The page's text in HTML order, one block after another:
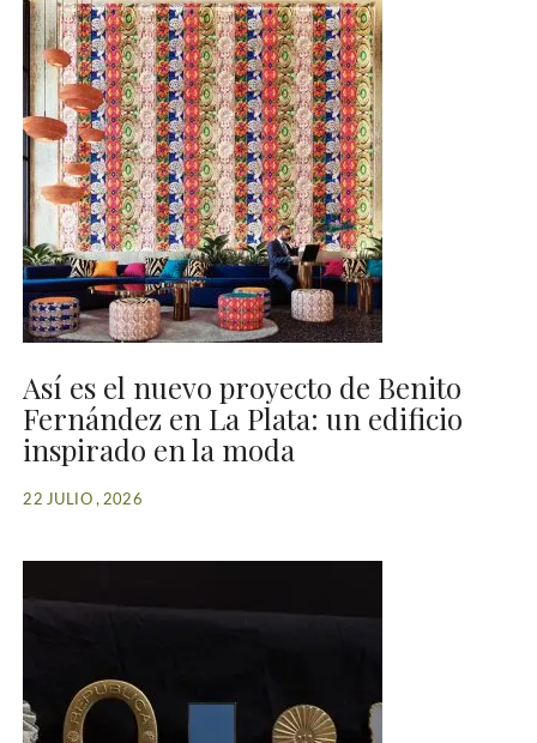
Así es el nuevo proyecto de Benito
Fernández en La Plata: un edificio
inspirado en la moda
22 JULIO , 2026